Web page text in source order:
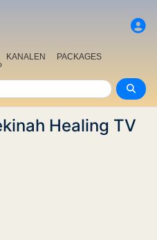
KANALEN
PACKAGES
Healing TV